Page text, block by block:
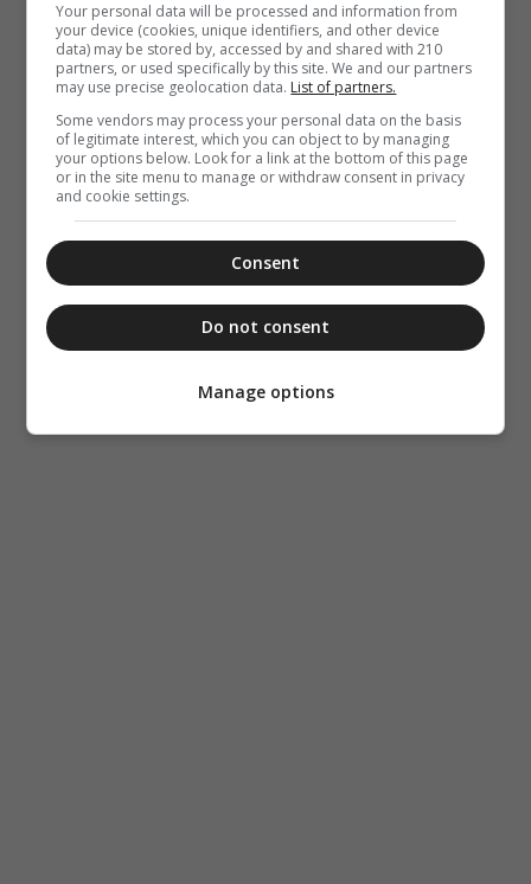
Your personal data will be processed and information from
your device (cookies, unique identifiers, and other device
data) may be stored by, accessed by and shared with 210
partners, or used specifically by this site. We and our partners
may use precise geolocation data. List of partners.
Some vendors may process your personal data on the basis
of legitimate interest, which you can object to by managing
your options below. Look for a link at the bottom of this page
or in the site menu to manage or withdraw consent in privacy
and cookie settings.
Consent
Do not consent
Manage options